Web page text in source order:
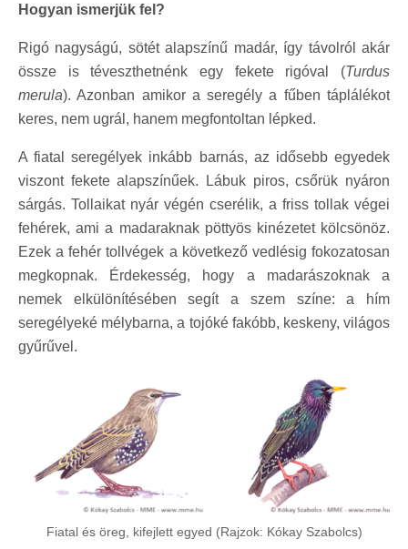
Hogyan ismerjük fel?
Rigó nagyságú, sötét alapszínű madár, így távolról akár
össze is téveszthetnénk egy fekete rigóval (Turdus
merula). Azonban amikor a seregély a fűben táplálékot
keres, nem ugrál, hanem megfontoltan lépked.
A fiatal seregélyek inkább barnás, az idősebb egyedek
viszont fekete alapszínűek. Lábuk piros, csőrük nyáron
sárgás. Tollaikat nyár végén cserélik, a friss tollak végei
fehérek, ami a madaraknak pöttyös kinézetet kölcsönöz.
Ezek a fehér tollvégek a következő vedlésig fokozatosan
megkopnak. Érdekesség, hogy a madarászoknak a
nemek elkülönítésében segít a szem színe: a hím
seregélyeké mélybarna, a tojóké fakóbb, keskeny, világos
gyűrűvel.
Fiatal és öreg, kifejlett egyed (Rajzok: Kókay Szabolcs)